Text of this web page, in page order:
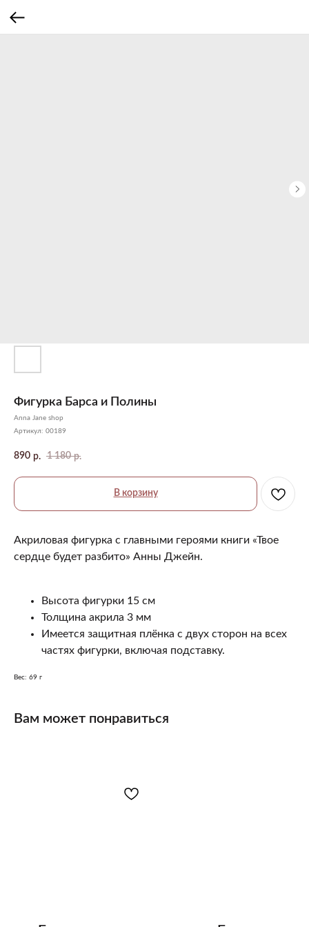
Фигурка Барса и Полины
Anna Jane shop
Артикул: 00189
890 р. 1 180 р.
В корзину
Акриловая фигурка с главными героями книги «Твое
сердце будет разбито» Анны Джейн.
Высота фигурки 15 см
Толщина акрила 3 мм
Имеется защитная плёнка с двух сторон на всех
частях фигурки, включая подставку.
Вес: 69 г
Вам может понравиться